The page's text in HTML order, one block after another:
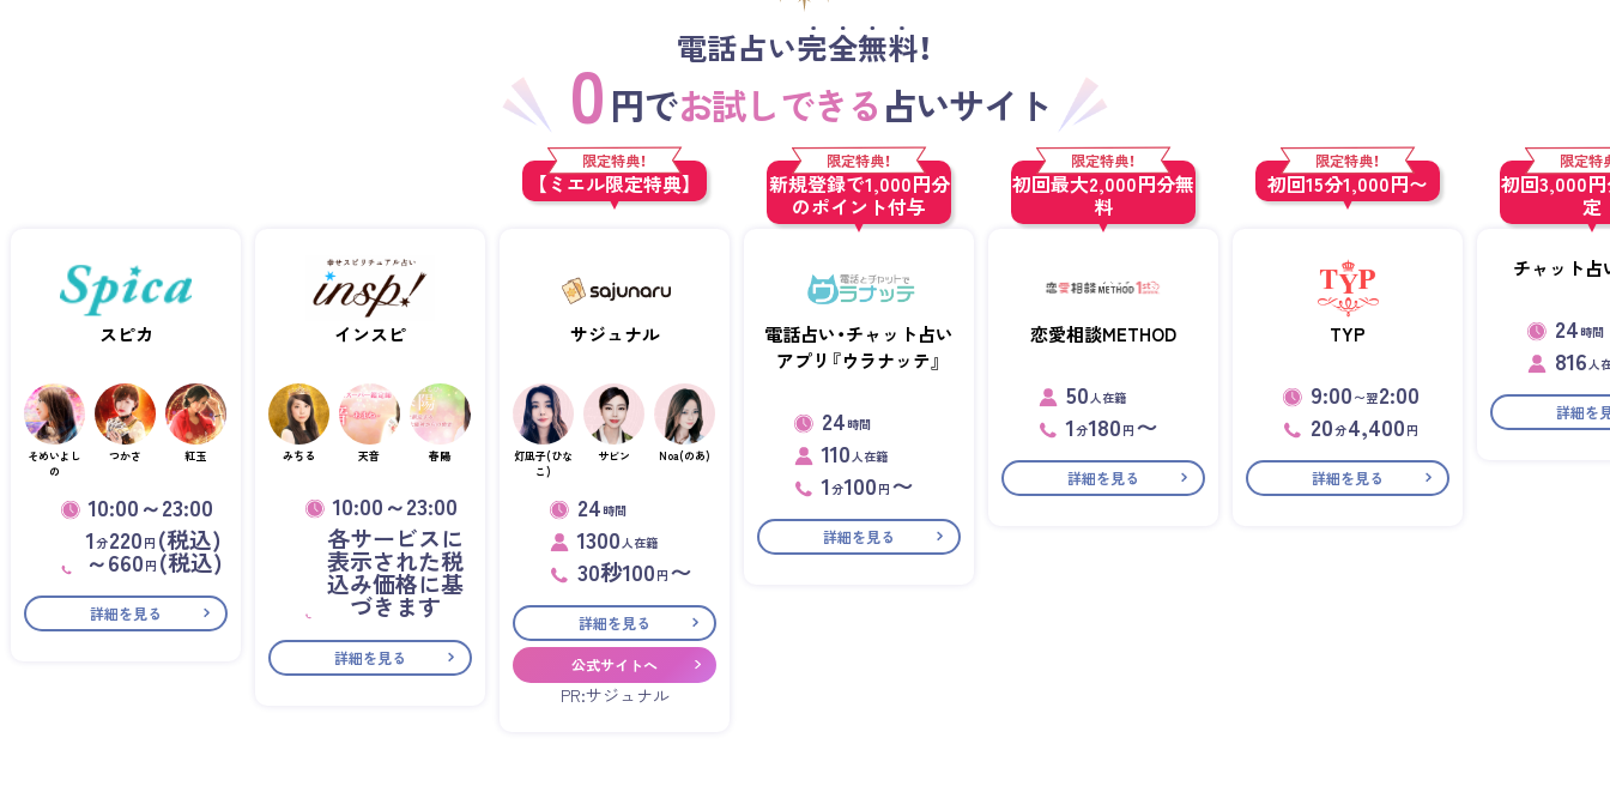
電話占い完全無料！
0 円でお試しできる占いサイト
スピカ
そめいよし
の
つかさ 紅玉
10:00～23:00
1分220 円 (税込)
～660 円 (税込)
詳細を見る
インスピ
みちる 天音 春陽
10:00～23:00
各サービスに
表示された税
込み価格に基
づきます
詳細を見る
限定特典！
【ミエル限定特典】
サジュナル
灯凪子(ひな
こ)
サビン Noa(のあ)
24 時間
1300人在籍
30秒100 円 〜
詳細を見る
公式サイトへ
PR:サジュナル
限定特典！
新規登録で1,000円分
のポイント付与
電話占い・チャット占い
アプリ『ウラナッテ』
24 時間
110人在籍
1分100 円 〜
詳細を見る
限定特典！
初回最大2,000円分無
料
恋愛相談METHOD
50人在籍
1分180 円 〜
詳細を見る
限定特典！
初回15分1,000円〜
TYP
9:00 〜翌2:00
20分4,400 円
詳細を見る
限定特
初回3,000
定
チャット占
24 時間
816人
詳細を